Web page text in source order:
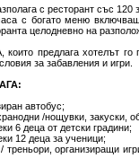
с ресторант със 120
с богато меню
целодневно на
предлага хотелът го
за забавления и игри.
автобус;
/нощувки, закуски,
6 деца от детски градини;
12 деца за ученици;
треньори, организиращи